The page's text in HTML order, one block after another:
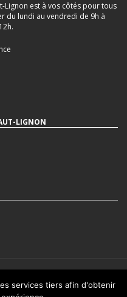
Lignon est à vos côtés pour tous
du lundi au vendredi de 9h à
LIGNON
STUDIO N°3
services tiers afin d'obtenir